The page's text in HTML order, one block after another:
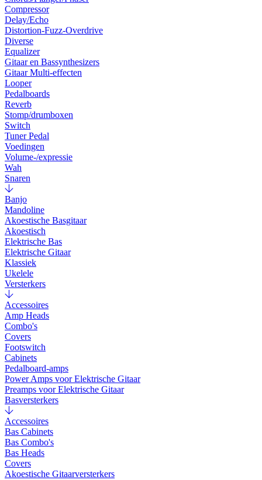
Compressor
Delay/Echo
Distortion-Fuzz-Overdrive
Diverse
Equalizer
Gitaar en Bassynthesizers
Gitaar Multi-effecten
Looper
Pedalboards
Reverb
Stomp/drumboxen
Switch
Tuner Pedal
Voedingen
Volume-/expressie
Wah
Snaren
Banjo
Mandoline
Akoestische Basgitaar
Akoestisch
Elektrische Bas
Elektrische Gitaar
Klassiek
Ukelele
Versterkers
Accessoires
Amp Heads
Combo's
Covers
Footswitch
Cabinets
Pedalboard-amps
Power Amps voor Elektrische Gitaar
Preamps voor Elektrische Gitaar
Basversterkers
Accessoires
Bas Cabinets
Bas Combo's
Bas Heads
Covers
Akoestische Gitaarversterkers